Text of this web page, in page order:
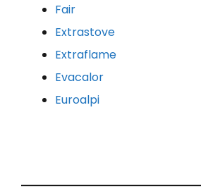
Fair
Extrastove
Extraflame
Evacalor
Euroalpi